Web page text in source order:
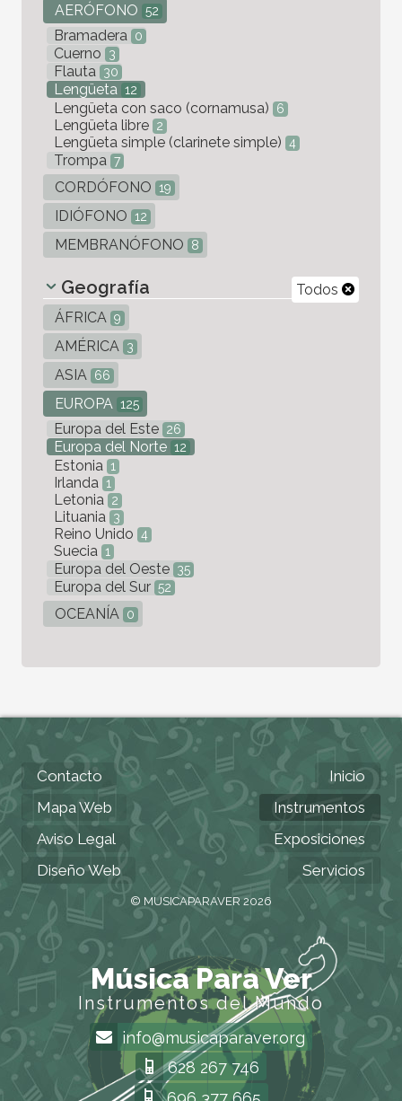
AERÓFONO 52
Bramadera 0
Cuerno 3
Flauta 30
Lengüeta 12
Lengüeta con saco (cornamusa) 6
Lengüeta libre 2
Lengüeta simple (clarinete simple) 4
Trompa 7
CORDÓFONO 19
IDIÓFONO 12
MEMBRANÓFONO 8
Todos
Geografía
ÁFRICA 9
AMÉRICA 3
ASIA 66
EUROPA 125
Europa del Este 26
Europa del Norte 12
Estonia 1
Irlanda 1
Letonia 2
Lituania 3
Reino Unido 4
Suecia 1
Europa del Oeste 35
Europa del Sur 52
OCEANÍA 0
Contacto
Mapa Web
Aviso Legal
Diseño Web
Inicio
Instrumentos
Exposiciones
Servicios
© MUSICAPARAVER 2026
Música Para Ver
Instrumentos del Mundo
info@musicaparaver.org
628 267 746